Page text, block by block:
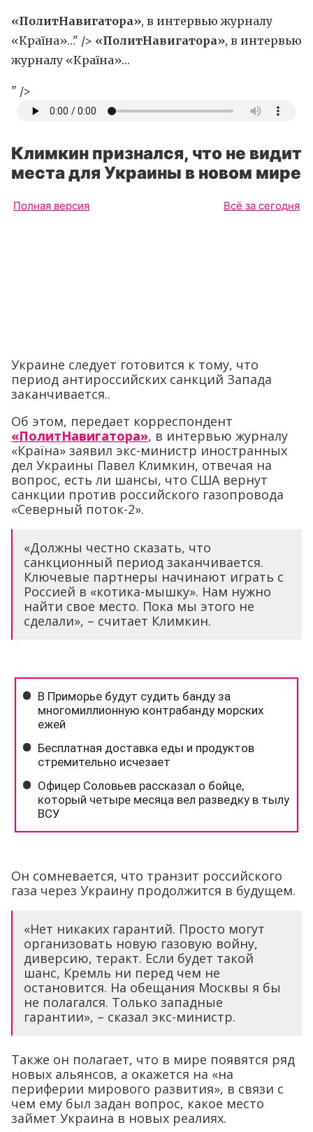
«ПолитНавигатора», в интервью журналу
«Країна»…" /> «ПолитНавигатора», в интервью
журналу «Країна»…
" />
Климкин признался, что не видит
места для Украины в новом мире
Полная версия Всё за сегодня
Украине следует готовится к тому, что
период антироссийских санкций Запада
заканчивается..
Об этом, передает корреспондент
«ПолитНавигатора», в интервью журналу
«Країна» заявил экс-министр иностранных
дел Украины Павел Климкин, отвечая на
вопрос, есть ли шансы, что США вернут
санкции против российского газопровода
«Северный поток-2».
«Должны честно сказать, что
санкционный период заканчивается.
Ключевые партнеры начинают играть с
Россией в «котика-мышку». Нам нужно
найти свое место. Пока мы этого не
сделали», – считает Климкин.
Он сомневается, что транзит российского
газа через Украину продолжится в будущем.
«Нет никаких гарантий. Просто могут
организовать новую газовую войну,
диверсию, теракт. Если будет такой
шанс, Кремль ни перед чем не
остановится. На обещания Москвы я бы
не полагался. Только западные
гарантии», – сказал экс-министр.
Также он полагает, что в мире появятся ряд
новых альянсов, а окажется на «на
периферии мирового развития», в связи с
чем ему был задан вопрос, какое место
займет Украина в новых реалиях.